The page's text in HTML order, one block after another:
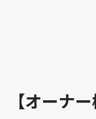
【オーナ